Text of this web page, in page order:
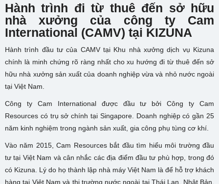
Hành trình đi từ thuê đến sở hữu
nhà xưởng của công ty Cam
International (CAMV) tại KIZUNA
Hành trình đầu tư của CAMV tại Khu nhà xưởng dịch vụ Kizuna
chính là minh chứng rõ ràng nhất cho xu hướng đi từ thuê đến sở
hữu nhà xưởng sản xuất của doanh nghiệp vừa và nhỏ nước ngoài
tại Việt Nam.
Công ty Cam International được đầu tư bởi Công ty Cam
Resources có trụ sở chính tại Singapore. Doanh nghiệp có gần 25
năm kinh nghiệm trong ngành sản xuất, gia công phụ tùng cơ khí.
Vào năm 2015,Cam Resourcesbắt đầu tìm hiểu môi trường đầu
tư tại Việt Nam và cân nhắc các địa điểm đầu tư phù hợp, trong đó
có Kizuna. Lý do họ thành lập nhà máy Việt Nam là để hỗ trợ khách
hàng tại Việt Nam và thị trường nước ngoài tại Thái Lan, Nhật Bản,